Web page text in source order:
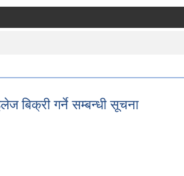
बिक्री गर्ने सम्बन्धी सूचना